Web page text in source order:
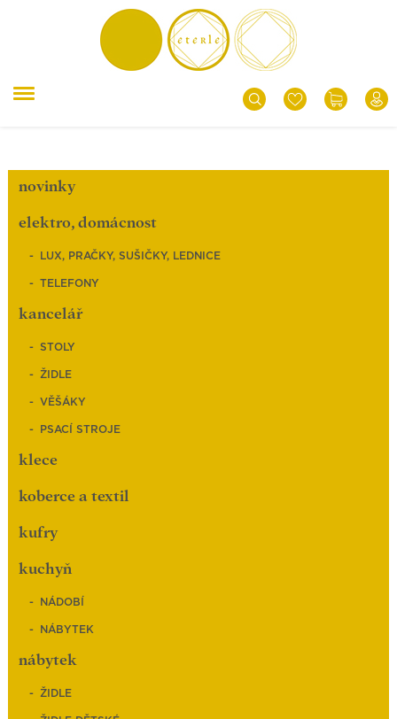
novinky
elektro, domácnost
LUX, PRAČKY, SUŠIČKY, LEDNICE
TELEFONY
kancelář
STOLY
ŽIDLE
VĚŠÁKY
PSACÍ STROJE
klece
koberce a textil
kufry
kuchyň
NÁDOBÍ
NÁBYTEK
nábytek
ŽIDLE